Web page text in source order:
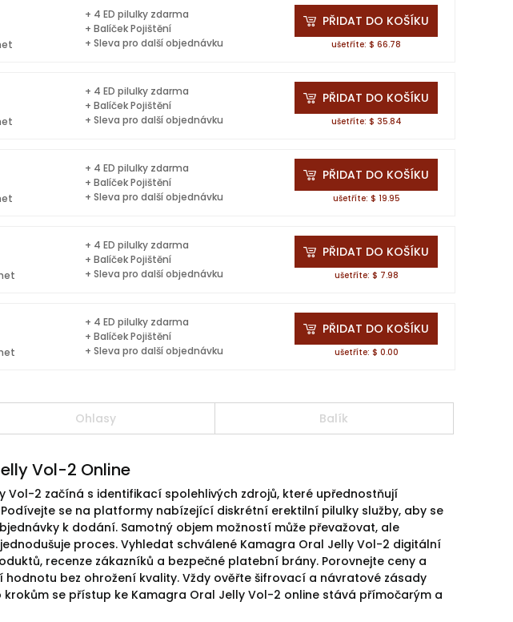
+ 4 ED pilulky zdarma
+ Balíček Pojištění
+ Sleva pro další objednávku
PŘIDAT DO KOŠÍKU
ušetříte: $ 66.78
+ 4 ED pilulky zdarma
+ Balíček Pojištění
+ Sleva pro další objednávku
PŘIDAT DO KOŠÍKU
ušetříte: $ 35.84
+ 4 ED pilulky zdarma
+ Balíček Pojištění
+ Sleva pro další objednávku
PŘIDAT DO KOŠÍKU
ušetříte: $ 19.95
+ 4 ED pilulky zdarma
+ Balíček Pojištění
+ Sleva pro další objednávku
PŘIDAT DO KOŠÍKU
ušetříte: $ 7.98
+ 4 ED pilulky zdarma
+ Balíček Pojištění
+ Sleva pro další objednávku
PŘIDAT DO KOŠÍKU
ušetříte: $ 0.00
Ohlasy Balík
Vol-2 Online
Vol-2 začíná s identifikací spolehlivých zdrojů, které upřednostňují
se na platformy nabízející diskrétní erektilní pilulky služby, aby se
k dodání. Samotný objem možností může převažovat, ale
proces. Vyhledat schválené Kamagra Oral Jelly Vol-2 digitální
recenze zákazníků a bezpečné platební brány. Porovnejte ceny a
bez ohrožení kvality. Vždy ověřte šifrovací a návratové zásady
se přístup ke Kamagra Oral Jelly Vol-2 online stává přímočarým a